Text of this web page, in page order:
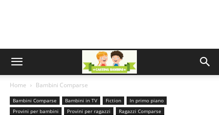
Home Bambini Comparse
Bambini Comparse Bambini in TV Fiction
In primo piano
Provini per bambini
Provini per ragazzi Ragazzi Comparse